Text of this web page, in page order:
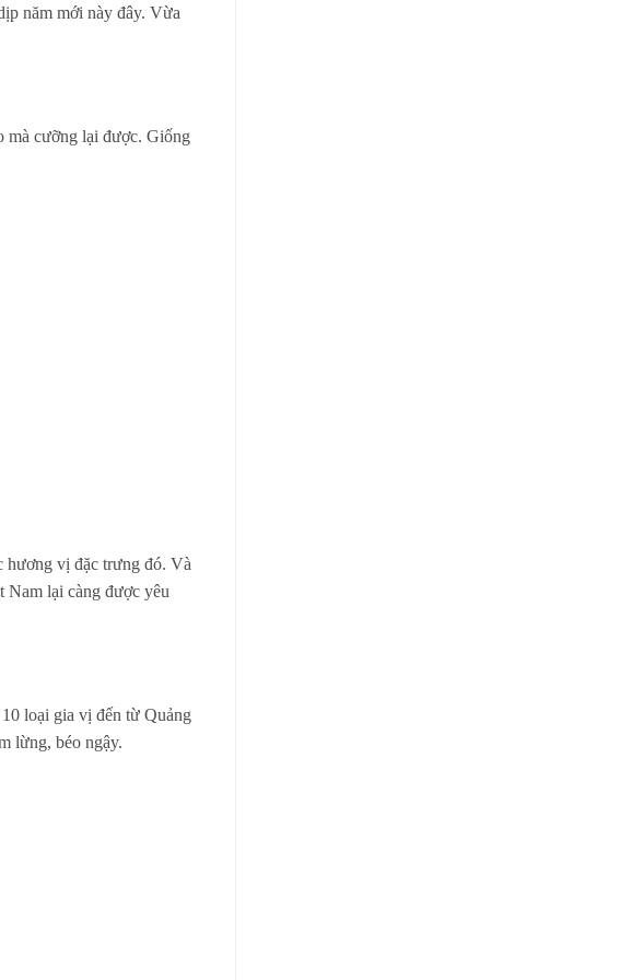
năm mới này đây. Vừa
mà cưỡng lại được. Giống
hương vị đặc trưng đó. Và
lại càng được yêu
loại gia vị đến từ Quảng
lừng, béo ngậy.